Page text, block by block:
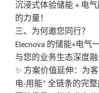
沉浸式体验储能 + 电
的力量！
三、为何邀您同行？
Elecnova 的储能+电气
与您的业务生态深度融
✨ 方案价值延伸：为
电-用能”全链条的完